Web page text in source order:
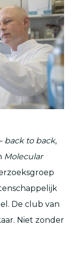
back to back,
Molecular
De club van
Niet zonder